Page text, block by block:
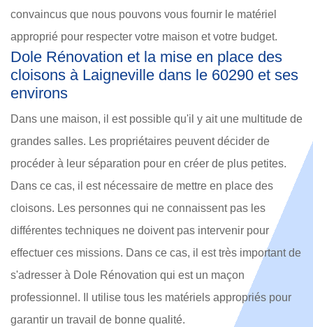
convaincus que nous pouvons vous fournir le matériel
approprié pour respecter votre maison et votre budget.
Dole Rénovation et la mise en place des
cloisons à Laigneville dans le 60290 et ses
environs
Dans une maison, il est possible qu'il y ait une multitude de
grandes salles. Les propriétaires peuvent décider de
procéder à leur séparation pour en créer de plus petites.
Dans ce cas, il est nécessaire de mettre en place des
cloisons. Les personnes qui ne connaissent pas les
différentes techniques ne doivent pas intervenir pour
effectuer ces missions. Dans ce cas, il est très important de
s'adresser à Dole Rénovation qui est un maçon
professionnel. Il utilise tous les matériels appropriés pour
garantir un travail de bonne qualité.